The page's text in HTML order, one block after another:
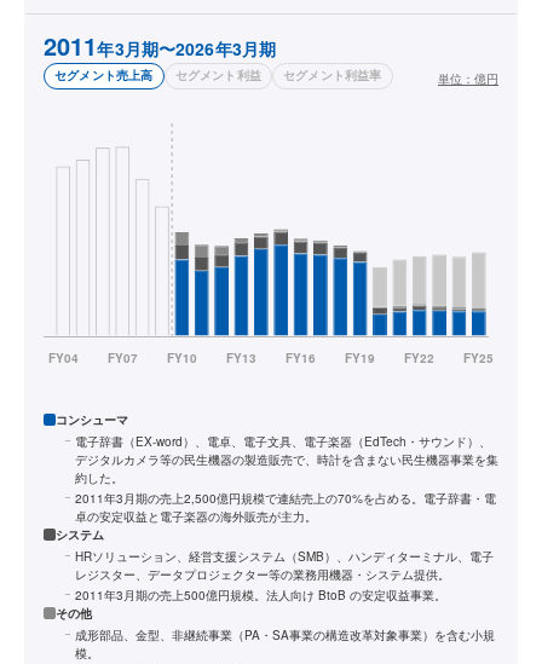
2011年3月期〜2026年3月期
セグメント売上高 セグメント利益 セグメント利益率 単位： 億円
コンシューマ
電子辞書（EX-word）、電卓、電子文具、電子楽器（EdTech・サウンド）、
デジタルカメラ等の民生機器の製造販売で、時計を含まない民生機器事業を集
約した。
2011年3月期の売上2,500億円規模で連結売上の70%を占める。電子辞書・電
卓の安定収益と電子楽器の海外販売が主力。
システム
HRソリューション、経営支援システム（SMB）、ハンディターミナル、電子
レジスター、データプロジェクター等の業務用機器・システム提供。
2011年3月期の売上500億円規模。法人向け BtoB の安定収益事業。
その他
成形部品、金型、非継続事業（PA・SA事業の構造改革対象事業）を含む小規
模。